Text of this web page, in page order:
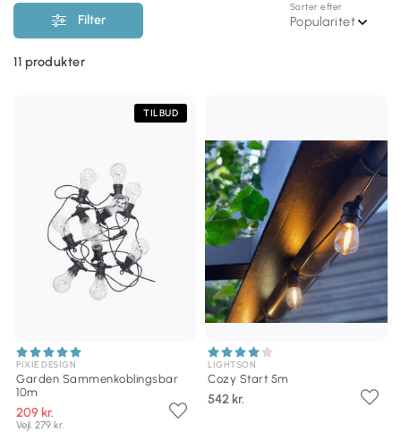
Filter
Sorter efter
Popularitet
11 produkter
TILBUD
PIXIE DESIGN
Garden Sammenkoblingsbar
10m
209 kr.
Vejl. 279 kr.
LIGHTSON
Cozy Start 5m
542 kr.